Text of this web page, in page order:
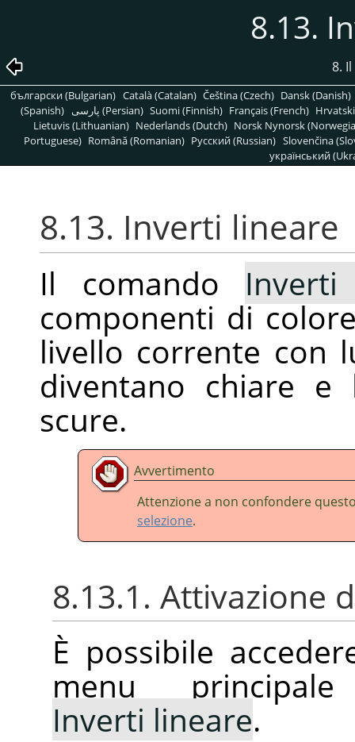
8.13.
8.
български (Bulgarian) Català (Catalan) Čeština (Czech) Dansk (Danish)
(Spanish)
پارسی (Persian) Suomi (Finnish) Français (French)
Lietuvis (Lithuanian) Nederlands (Dutch) Norsk Nynorsk
Portuguese) Română (Romanian) Pусский (Russian) Slovenčina
український
8.13. Inverti lineare
Il comando
componenti di
livello corrente con
diventano chiare e
scure.
Avvertimento
Attenzione a non confondere
selezione.
8.13.1. Attivazione
È possibile
menu
Inverti lineare.